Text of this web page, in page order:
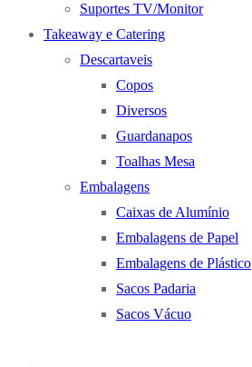
Suportes TV/Monitor
Takeaway e Catering
Descartaveis
Copos
Diversos
Guardanapos
Toalhas Mesa
Embalagens
Caixas de Alumínio
Embalagens de Papel
Embalagens de Plástico
Sacos Padaria
Sacos Vácuo